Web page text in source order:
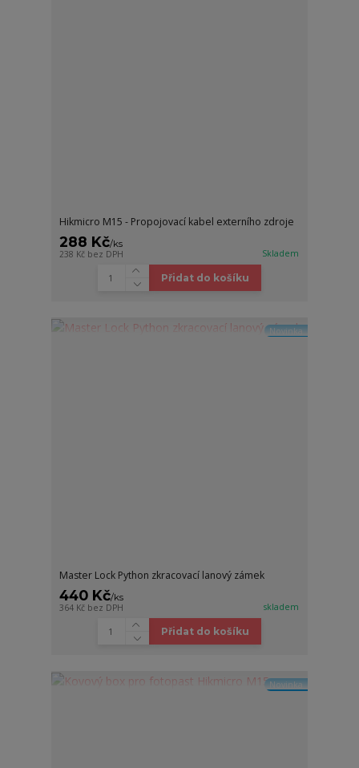
Hikmicro M15 - Propojovací kabel externího zdroje
288 Kč/ks
238 Kč bez DPH Skladem
Přidat do košíku
Novinka
Master Lock Python zkracovací lanový zámek
440 Kč/ks
364 Kč bez DPH skladem
Přidat do košíku
Novinka